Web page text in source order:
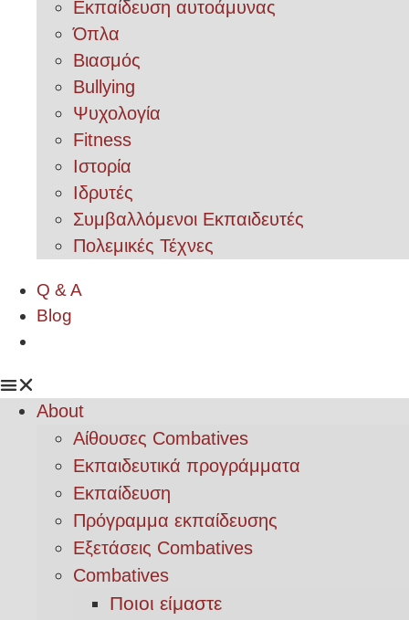
Εκπαίδευση αυτοάμυνας
Όπλα
Βιασμός
Bullying
Ψυχολογία
Fitness
Ιστορία
Ιδρυτές
Συμβαλλόμενοι Εκπαιδευτές
Πολεμικές Τέχνες
Q & A
Blog
About
Αίθουσες Combatives
Εκπαιδευτικά προγράμματα
Εκπαίδευση
Πρόγραμμα εκπαίδευσης
Εξετάσεις Combatives
Combatives
Ποιοι είμαστε